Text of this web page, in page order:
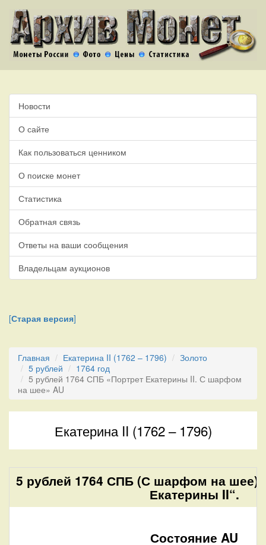
Новости
О сайте
Как пользоваться ценником
О поиске монет
Статистика
Обратная связь
Ответы на ваши сообщения
Владельцам аукционов
[Старая версия]
Главная Екатерина II (1762 – 1796)
Золото
5 рублей
1764 год
5 рублей 1764 СПБ «Портрет Екатерины II. С шарфом
на шее» AU
Екатерина II (1762 – 1796)
5 рублей 1764 СПБ (С шарфом на шее)
Екатерины II“.
Состояние AU